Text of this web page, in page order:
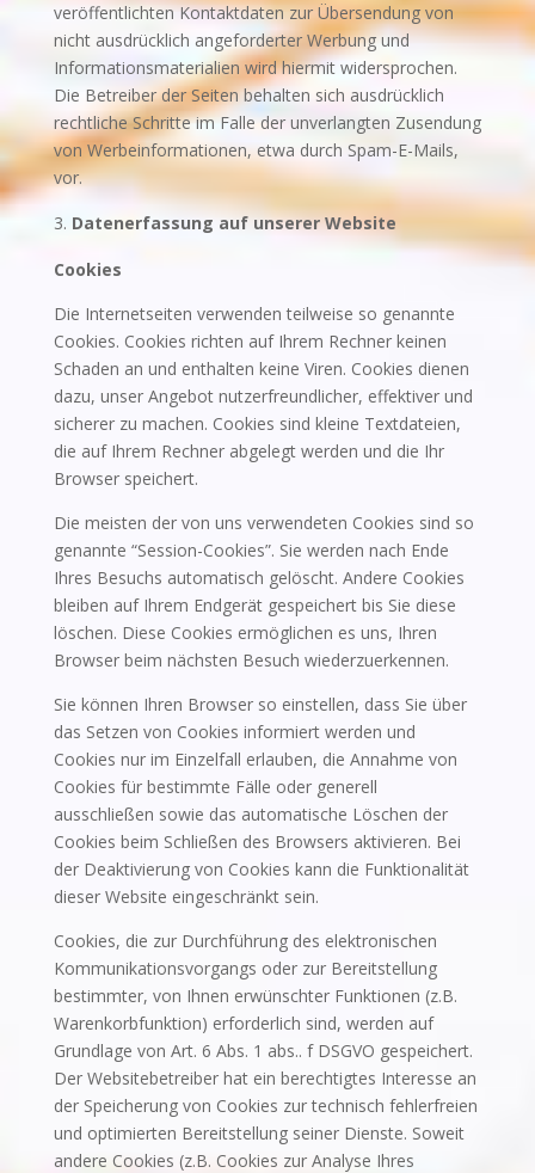
veröffentlichten Kontaktdaten zur Übersendung von
nicht ausdrücklich angeforderter Werbung und
Informationsmaterialien wird hiermit widersprochen.
Die Betreiber der Seiten behalten sich ausdrücklich
rechtliche Schritte im Falle der unverlangten Zusendung
von Werbeinformationen, etwa durch Spam-E-Mails,
vor.
Datenerfassung auf unserer Website
Cookies
Die Internetseiten verwenden teilweise so genannte
Cookies. Cookies richten auf Ihrem Rechner keinen
Schaden an und enthalten keine Viren. Cookies dienen
dazu, unser Angebot nutzerfreundlicher, effektiver und
sicherer zu machen. Cookies sind kleine Textdateien,
die auf Ihrem Rechner abgelegt werden und die Ihr
Browser speichert.
Die meisten der von uns verwendeten Cookies sind so
genannte “Session-Cookies”. Sie werden nach Ende
Ihres Besuchs automatisch gelöscht. Andere Cookies
bleiben auf Ihrem Endgerät gespeichert bis Sie diese
löschen. Diese Cookies ermöglichen es uns, Ihren
Browser beim nächsten Besuch wiederzuerkennen.
Sie können Ihren Browser so einstellen, dass Sie über
das Setzen von Cookies informiert werden und
Cookies nur im Einzelfall erlauben, die Annahme von
Cookies für bestimmte Fälle oder generell
ausschließen sowie das automatische Löschen der
Cookies beim Schließen des Browsers aktivieren. Bei
der Deaktivierung von Cookies kann die Funktionalität
dieser Website eingeschränkt sein.
Cookies, die zur Durchführung des elektronischen
Kommunikationsvorgangs oder zur Bereitstellung
bestimmter, von Ihnen erwünschter Funktionen (z.B.
Warenkorbfunktion) erforderlich sind, werden auf
Grundlage von Art. 6 Abs. 1 abs.. f DSGVO gespeichert.
Der Websitebetreiber hat ein berechtigtes Interesse an
der Speicherung von Cookies zur technisch fehlerfreien
und optimierten Bereitstellung seiner Dienste. Soweit
andere Cookies (z.B. Cookies zur Analyse Ihres